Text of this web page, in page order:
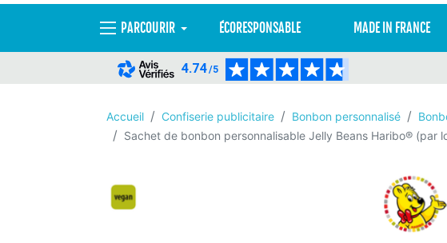
PARCOURIR ÉCORESPONSABLE MADE IN FRANCE
4.74/5
Accueil Confiserie publicitaire Bonbon personnalisé
Sachet de bonbon personnalisable Jelly Beans Haribo® (par